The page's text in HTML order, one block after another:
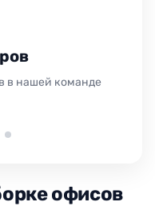
и праздников
офисов